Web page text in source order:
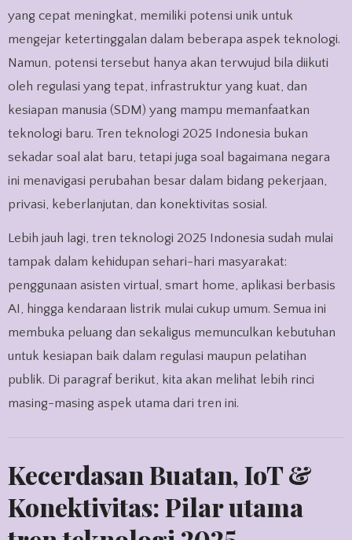
yang cepat meningkat, memiliki potensi unik untuk
mengejar ketertinggalan dalam beberapa aspek teknologi.
Namun, potensi tersebut hanya akan terwujud bila diikuti
oleh regulasi yang tepat, infrastruktur yang kuat, dan
kesiapan manusia (SDM) yang mampu memanfaatkan
teknologi baru. Tren teknologi 2025 Indonesia bukan
sekadar soal alat baru, tetapi juga soal bagaimana negara
ini menavigasi perubahan besar dalam bidang pekerjaan,
privasi, keberlanjutan, dan konektivitas sosial.
Lebih jauh lagi, tren teknologi 2025 Indonesia sudah mulai
tampak dalam kehidupan sehari-hari masyarakat:
penggunaan asisten virtual, smart home, aplikasi berbasis
AI, hingga kendaraan listrik mulai cukup umum. Semua ini
membuka peluang dan sekaligus memunculkan kebutuhan
untuk kesiapan baik dalam regulasi maupun pelatihan
publik. Di paragraf berikut, kita akan melihat lebih rinci
masing-masing aspek utama dari tren ini.
Kecerdasan Buatan, IoT &
Konektivitas: Pilar utama